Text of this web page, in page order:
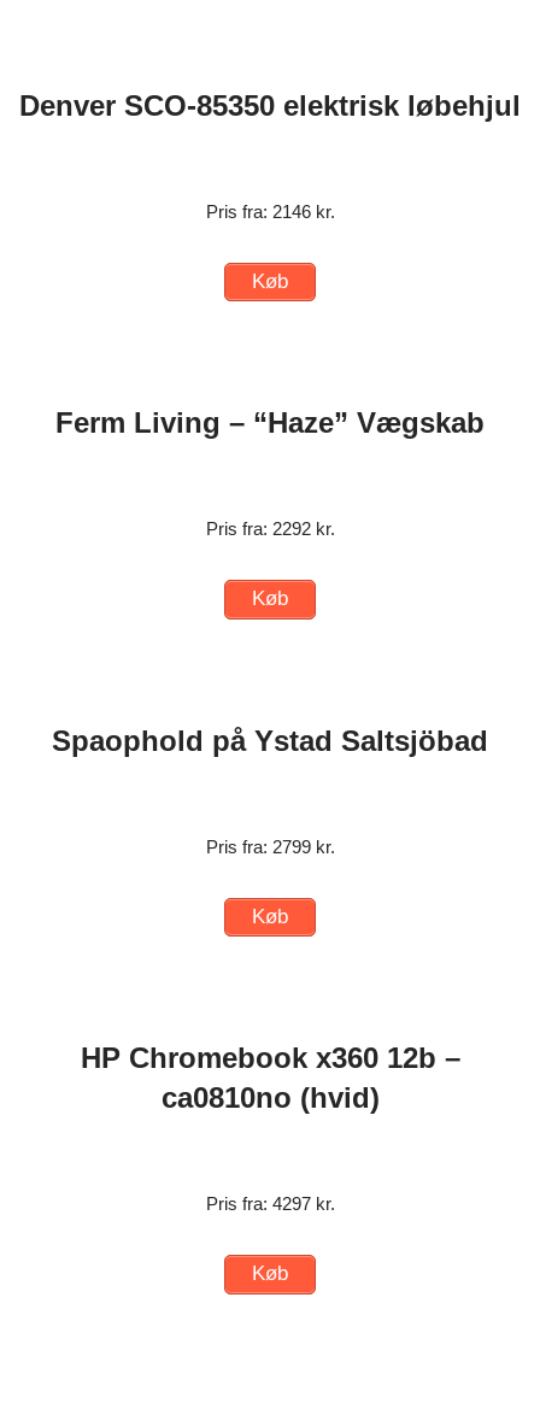
Denver SCO-85350 elektrisk løbehjul
Pris fra: 2146 kr.
Køb
Ferm Living – “Haze” Vægskab
Pris fra: 2292 kr.
Køb
Spaophold på Ystad Saltsjöbad
Pris fra: 2799 kr.
Køb
HP Chromebook x360 12b –
ca0810no (hvid)
Pris fra: 4297 kr.
Køb